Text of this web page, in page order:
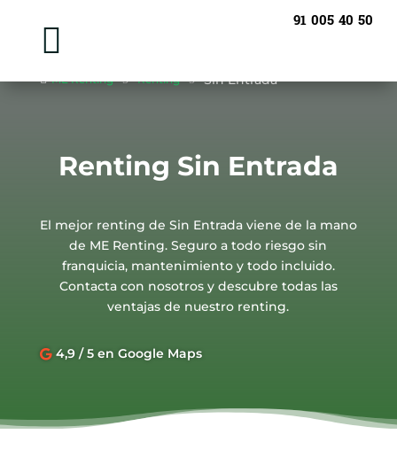

91 005 40 50
 ME Renting 5 Renting 5 Sin Entrada
Renting Sin Entrada
El mejor renting de Sin Entrada viene de la mano
de ME Renting. Seguro a todo riesgo sin
franquicia, mantenimiento y todo incluido.
Contacta con nosotros y descubre todas las
ventajas de nuestro renting.
 4,9 / 5 en Google Maps